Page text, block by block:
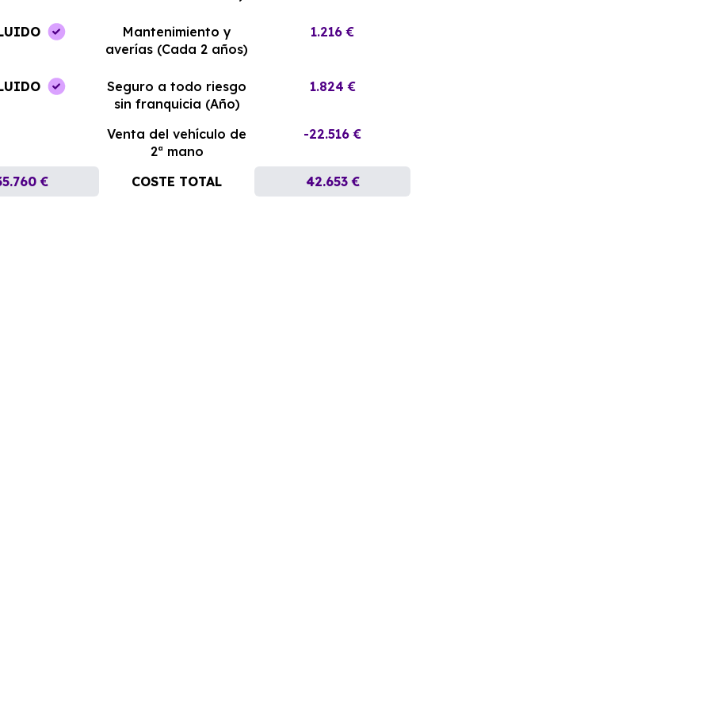
Mantenimiento y
averías (Cada 2 años)
1.216 €
Seguro a todo riesgo
sin franquicia (Año)
1.824 €
Venta del vehículo de
2ª mano
-22.516 €
€ COSTE TOTAL 42.653 €